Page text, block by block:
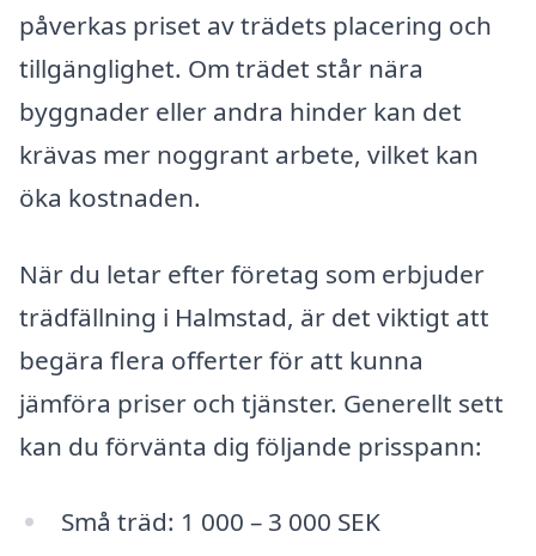
påverkas priset av trädets placering och
tillgänglighet. Om trädet står nära
byggnader eller andra hinder kan det
krävas mer noggrant arbete, vilket kan
öka kostnaden.
När du letar efter företag som erbjuder
trädfällning i Halmstad, är det viktigt att
begära flera offerter för att kunna
jämföra priser och tjänster. Generellt sett
kan du förvänta dig följande prisspann:
Små träd: 1 000 – 3 000 SEK